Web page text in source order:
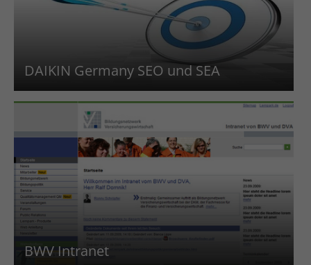
DAIKIN Germany SEO und SEA
BWV Intranet